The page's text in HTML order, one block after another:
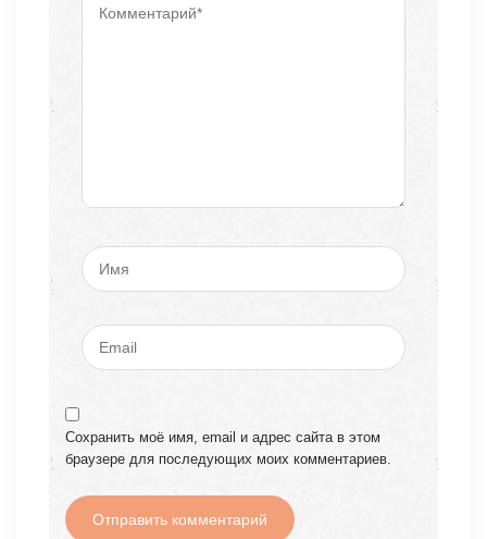
Сохранить моё имя, email и адрес сайта в этом
браузере для последующих моих комментариев.